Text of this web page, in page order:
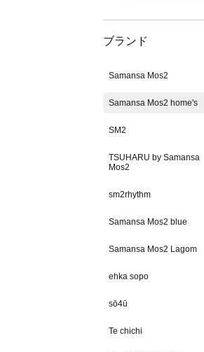
ブランド
Samansa Mos2
Samansa Mos2 home's
SM2
TSUHARU by Samansa
Mos2
sm2rhythm
Samansa Mos2 blue
Samansa Mos2 Lagom
ehka sopo
sō4ū
Te chichi